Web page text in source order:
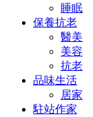
睡眠
保養抗老
醫美
美容
抗老
品味生活
居家
駐站作家